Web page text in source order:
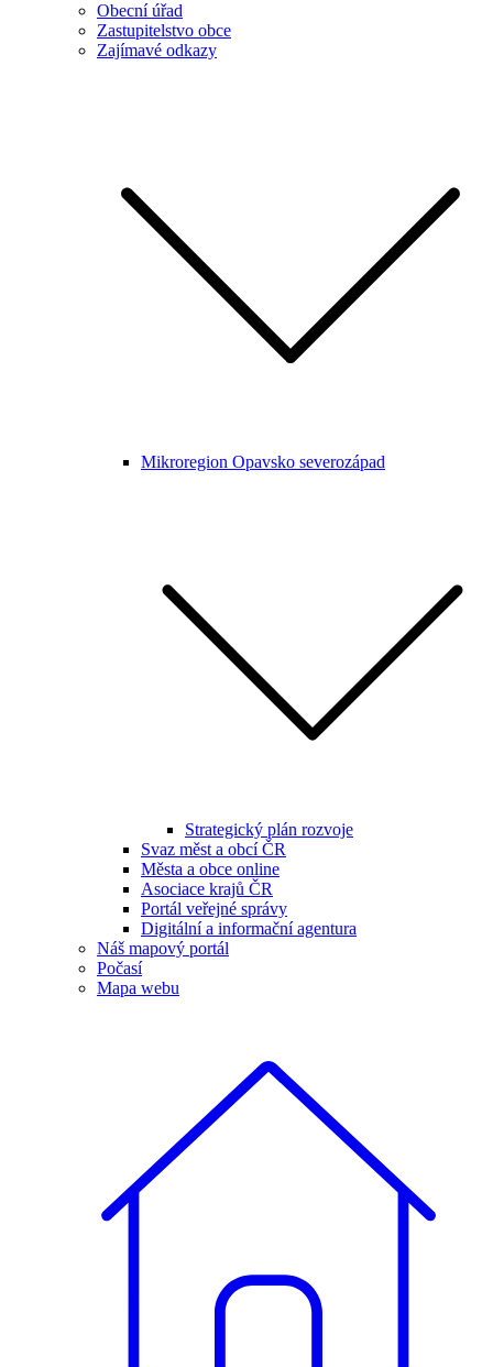
Obecní úřad
Zastupitelstvo obce
Zajímavé odkazy
Mikroregion Opavsko severozápad
Strategický plán rozvoje
Svaz měst a obcí ČR
Města a obce online
Asociace krajů ČR
Portál veřejné správy
Digitální a informační agentura
Náš mapový portál
Počasí
Mapa webu